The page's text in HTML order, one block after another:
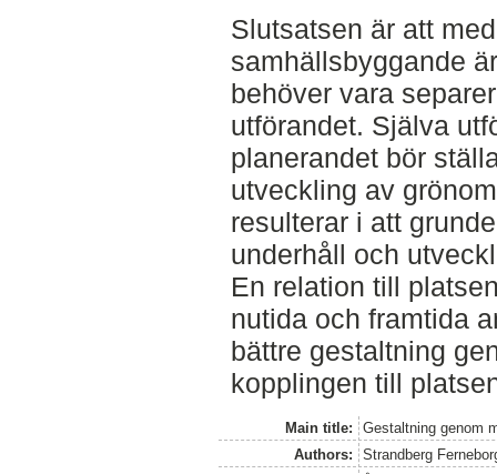
Slutsatsen är att
samhällsbyggande
behöver vara
utförandet. Själva
planerandet bör
utveckling av
resulterar i att
underhåll och
En relation till
nutida och framtida
bättre gestaltning
kopplingen till
Main title:
Gestaltning genom
Authors:
Strandberg